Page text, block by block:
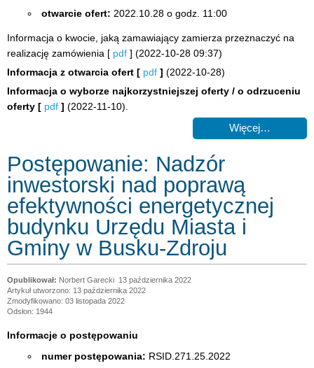
otwarcie ofert: 2022.10.28 o godz. 11:00
Informacja o kwocie, jaką zamawiający zamierza przeznaczyć na
realizację zamówienia [ pdf ] (2022-10-28 09:37)
Informacja z otwarcia ofert [ pdf ] (2022-10-28)
Informacja o wyborze najkorzystniejszej oferty / o odrzuceniu
oferty [ pdf ] (2022-11-10).
Więcej…
Postępowanie: Nadzór
inwestorski nad poprawą
efektywności energetycznej
budynku Urzędu Miasta i
Gminy w Busku-Zdroju
Norbert Garecki 13 października 2022
Artykuł utworzono: 13 października 2022
Zmodyfikowano: 03 listopada 2022
Odsłon: 1944
Informacje o postępowaniu
numer postępowania: RSID.271.25.2022